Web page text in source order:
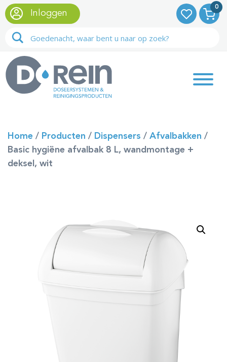
0
Inloggen
Home / Producten / Dispensers / Afvalbakken /
Basic hygiëne afvalbak 8 L, wandmontage +
deksel, wit